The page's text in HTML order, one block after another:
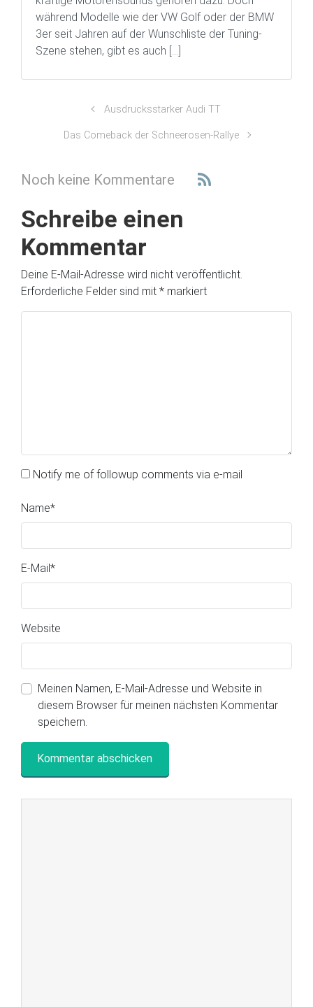
während Modelle wie der VW Golf oder der BMW
3er seit Jahren auf der Wunschliste der Tuning-
Szene stehen, gibt es auch […]
Ausdrucksstarker Audi TT
Das Comeback der Schneerosen-Rallye
Noch keine Kommentare
Schreibe einen
Kommentar
Deine E-Mail-Adresse wird nicht veröffentlicht.
Erforderliche Felder sind mit * markiert
Notify me of followup comments via e-mail
Name*
E-Mail *
Website
Meinen Namen, E-Mail-Adresse und Website in
diesem Browser für meinen nächsten Kommentar
speichern.